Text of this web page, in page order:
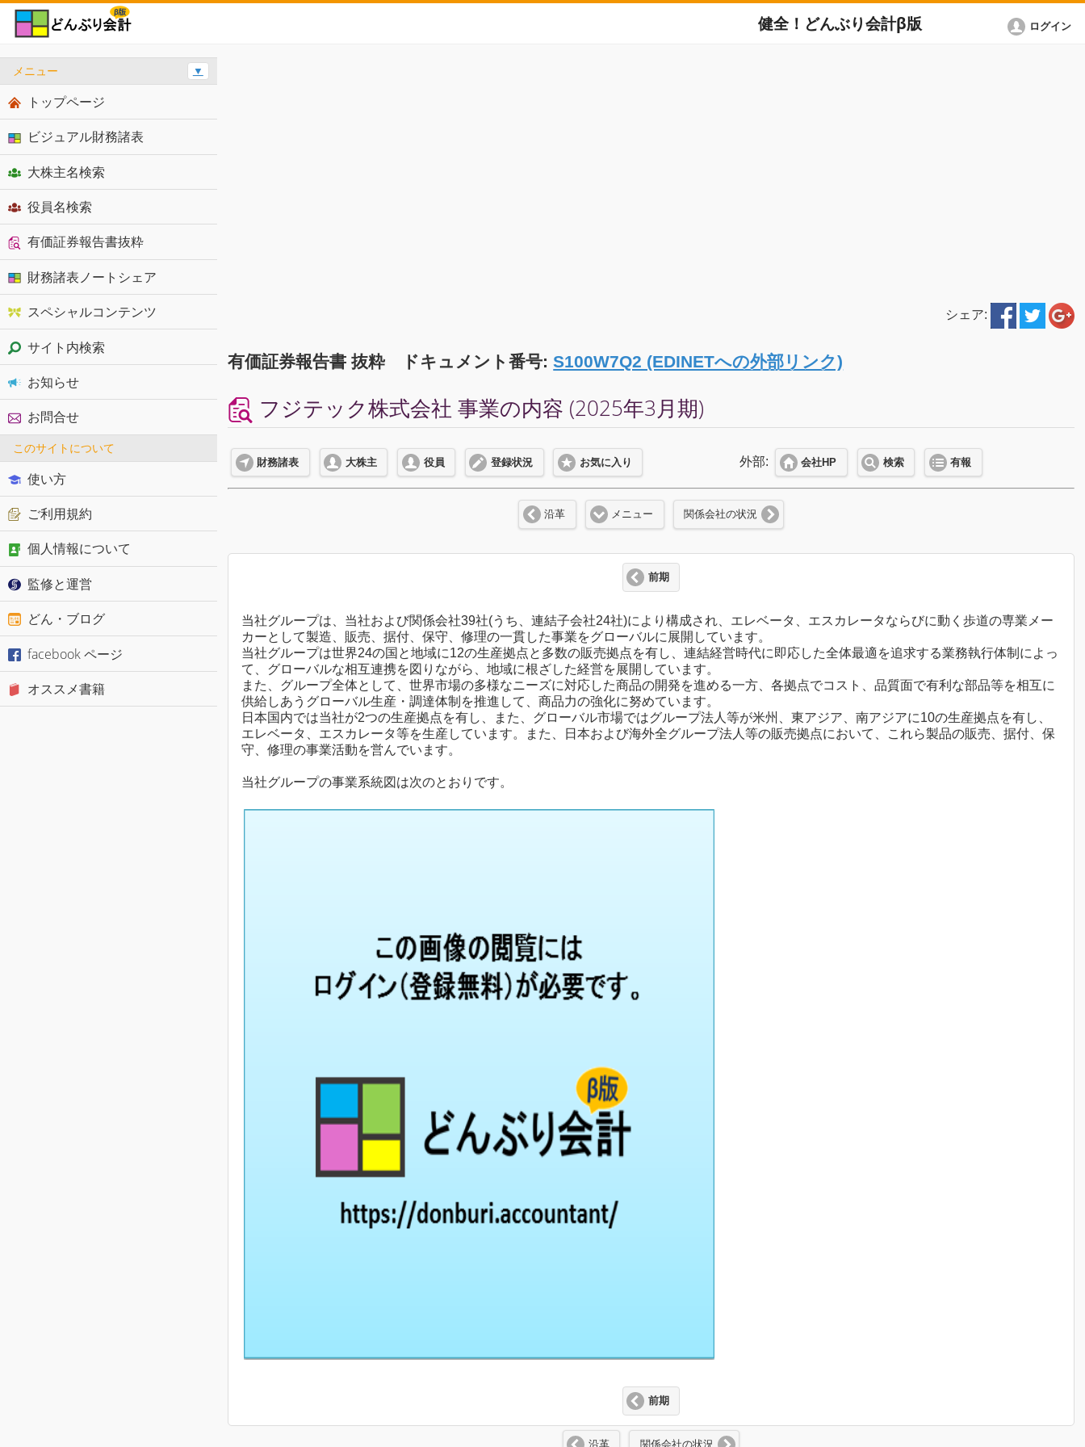
健全！どんぶり会計β版 ログイン
シェア:
有価証券報告書 抜粋 ドキュメント番号:S100W7Q2 (EDINETへの外部リンク)
フジテック株式会社 事業の内容 (2025年3月期)
財務諸表 大株主 役員 登録状況 お気に入り 外部: 会社HP 検索 有報
沿革 メニュー 関係会社の状況
前期
当社グループは、当社および関係会社39社(うち、連結子会社24社)により構成され、エレベータ、エスカレータならびに動く歩道の専業メー
カーとして製造、販売、据付、保守、修理の一貫した事業をグローバルに展開しています。
当社グループは世界24の国と地域に12の生産拠点と多数の販売拠点を有し、連結経営時代に即応した全体最適を追求する業務執行体制によっ
て、グローバルな相互連携を図りながら、地域に根ざした経営を展開しています。
また、グループ全体として、世界市場の多様なニーズに対応した商品の開発を進める一方、各拠点でコスト、品質面で有利な部品等を相互に
供給しあうグローバル生産・調達体制を推進して、商品力の強化に努めています。
日本国内では当社が2つの生産拠点を有し、また、グローバル市場ではグループ法人等が米州、東アジア、南アジアに10の生産拠点を有し、
エレベータ、エスカレータ等を生産しています。また、日本および海外全グループ法人等の販売拠点において、これら製品の販売、据付、保
守、修理の事業活動を営んでいます。
当社グループの事業系統図は次のとおりです。
前期
沿革 関係会社の状況
メニュー ▼
トップページ
ビジュアル財務諸表
大株主名検索
役員名検索
有価証券報告書抜粋
財務諸表ノートシェア
スペシャルコンテンツ
サイト内検索
お知らせ
お問合せ
このサイトについて
使い方
ご利用規約
個人情報について
監修と運営
どん・ブログ
facebook ページ
オススメ書籍